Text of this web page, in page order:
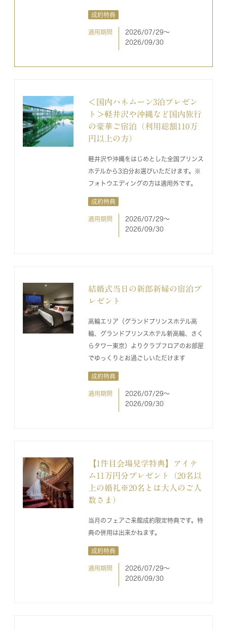
成約特典
適用期間
2026/07/29〜
2026/09/30
＜国内ハネムーン3泊プレゼン
ト＞軽井沢や沖縄など国内旅行
の豪華ご宿泊（利用総額110万
円以上の方）
軽井沢や沖縄をはじめとした全国プリンス
ホテルから3泊分お選びいただけます。※
フォトウエディングの方は適用外です。
成約特典
適用期間
2026/07/29〜
2026/09/30
結婚式当日の新郎新婦の宿泊プ
レゼント
高輪エリア（グランドプリンスホテル高
輪、グランドプリンスホテル新高輪、さく
らタワー東京）よりクラブフロアのお部屋
でゆっくりとお過ごしいただけます
成約特典
適用期間
2026/07/29〜
2026/09/30
【1件目会場見学特典】アイテ
ム11万円分プレゼント（20名以
上の婚礼※20名とは大人のご人
数さま）
当月のフェアご来館成約限定特典です。特
典の併用は出来かねます。
成約特典
適用期間
2026/07/29〜
2026/09/30